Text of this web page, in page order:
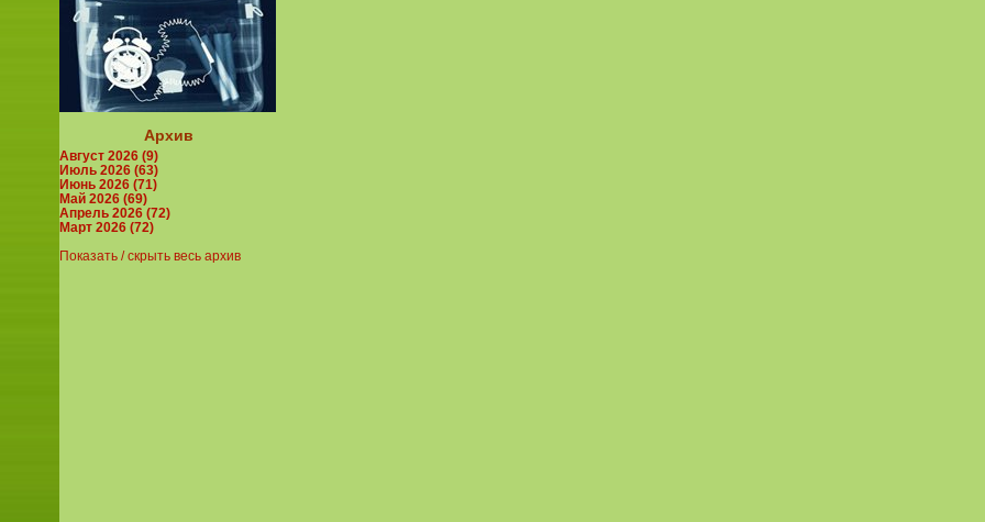
Архив
Август 2026 (9)
Июль 2026 (63)
Июнь 2026 (71)
Май 2026 (69)
Апрель 2026 (72)
Март 2026 (72)
Показать / скрыть весь архив